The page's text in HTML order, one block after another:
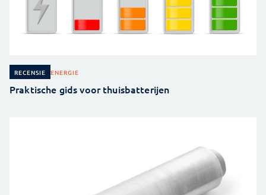
RECENSIE ENERGIE
Praktische gids voor thuisbatterijen